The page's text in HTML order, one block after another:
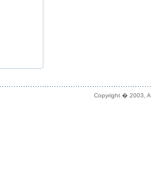
Copyright � 2003,